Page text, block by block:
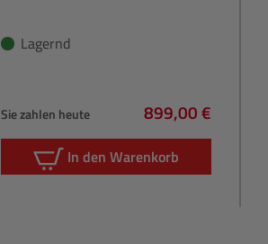
Lagernd
Sie zahlen heute
Regulärer Preis:
899,00 €
In den Warenkorb